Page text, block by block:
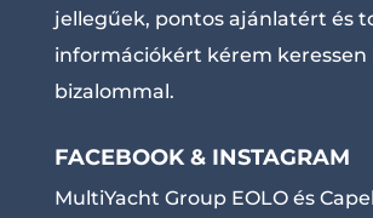
jellegűek, pontos ajánlatért és
információkért kérem
bizalommal.
FACEBOOK & INSTAGRAM
MultiYacht Group EOLO és